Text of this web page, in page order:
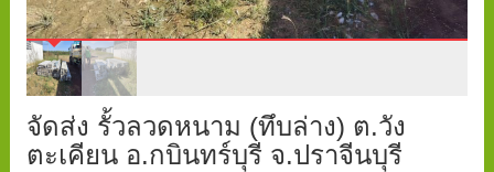
จัดส่ง รั้วลวดหนาม (ทึบล่าง) ต.วัง
ตะเคียน อ.กบินทร์บุรี จ.ปราจีนบุรี